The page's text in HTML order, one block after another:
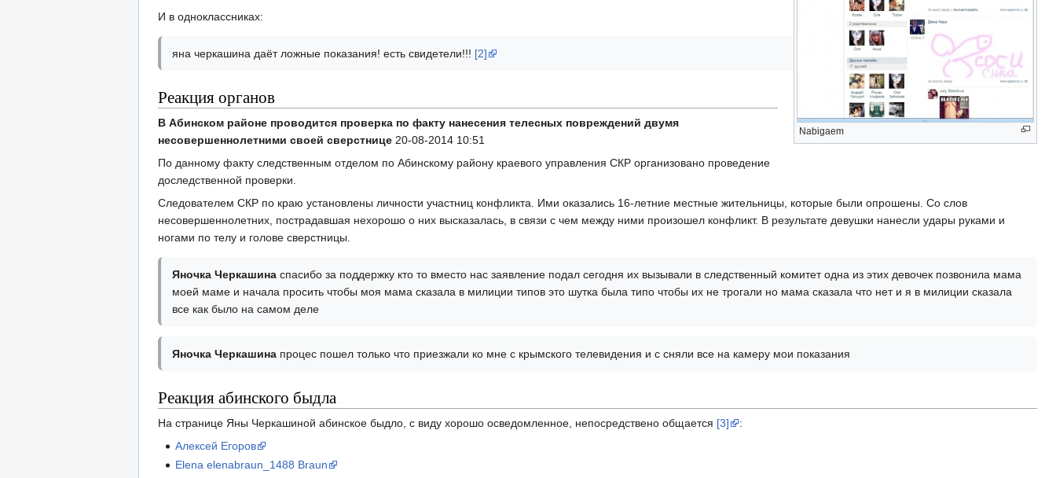
Nabigaem
И в одноклассниках:
яна черкашина даёт ложные показания! есть свидетели!!! [2]
Реакция органов
В Абинском районе проводится проверка по факту нанесения телесных повреждений двумя
несовершеннолетними своей сверстнице 20-08-2014 10:51
По данному факту следственным отделом по Абинскому району краевого управления СКР организовано проведение
доследственной проверки.
Следователем СКР по краю установлены личности участниц конфликта. Ими оказались 16-летние местные жительницы, которые были опрошены. Со слов
несовершеннолетних, пострадавшая нехорошо о них высказалась, в связи с чем между ними произошел конфликт. В результате девушки нанесли удары руками и
ногами по телу и голове сверстницы.
Яночка Черкашина спасибо за поддержку кто то вместо нас заявление подал сегодня их вызывали в следственный комитет одна из этих девочек позвонила мама
моей маме и начала просить чтобы моя мама сказала в милиции типов это шутка была типо чтобы их не трогали но мама сказала что нет и я в милиции сказала
все как было на самом деле
Яночка Черкашина процес пошел только что приезжали ко мне с крымского телевидения и с сняли все на камеру мои показания
Реакция абинского быдла
На странице Яны Черкашиной абинское быдло, с виду хорошо осведомленное, непосредствено общается [3]
:
Алексей Егоров
Elena elenabraun_1488 Braun